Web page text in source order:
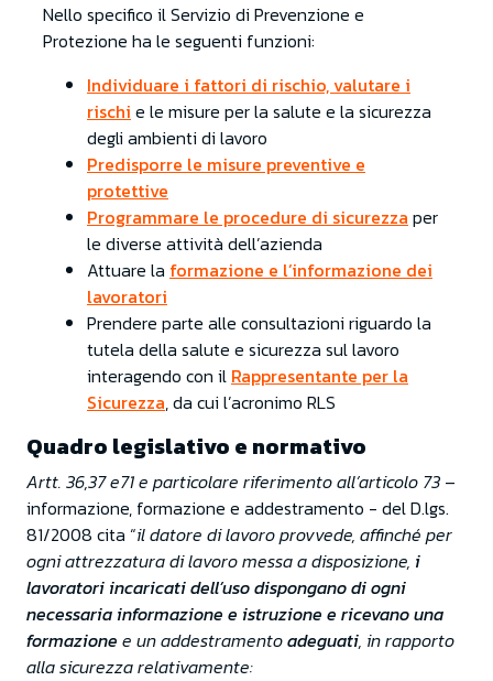
Nello specifico il Servizio di Prevenzione e
Protezione ha le seguenti funzioni:
Individuare i fattori di rischio, valutare i
rischi e le misure per la salute e la sicurezza
degli ambienti di lavoro
Predisporre le misure preventive e
protettive
Programmare le procedure di sicurezza per
le diverse attività dell’azienda
Attuare la formazione e l’informazione dei
lavoratori
Prendere parte alle consultazioni riguardo la
tutela della salute e sicurezza sul lavoro
interagendo con il Rappresentante per la
Sicurezza, da cui l’acronimo RLS
Quadro legislativo e normativo
Artt. 36,37 e71 e particolare riferimento all’articolo 73 –
informazione, formazione e addestramento - del D.lgs.
81/2008 cita “il datore di lavoro provvede, affinché per
ogni attrezzatura di lavoro messa a disposizione, i
lavoratori incaricati dell’uso dispongano di ogni
necessaria informazione e istruzione e ricevano una
formazione e un addestramentoadeguati, in rapporto
alla sicurezza relativamente: